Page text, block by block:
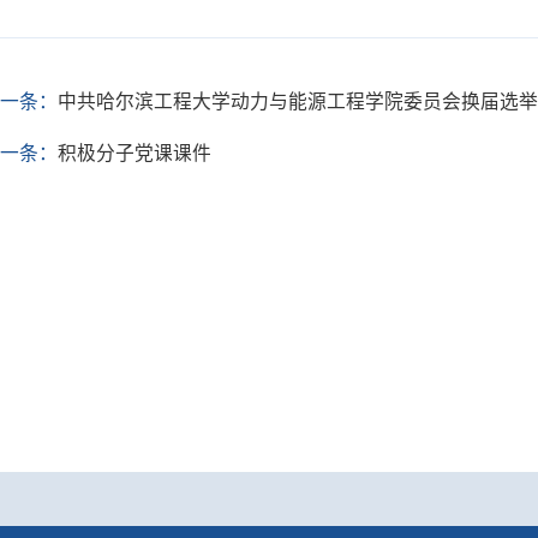
条： 中共哈尔滨工程大学动力与能源工程学院委员会换届选
条： 积极分子党课课件